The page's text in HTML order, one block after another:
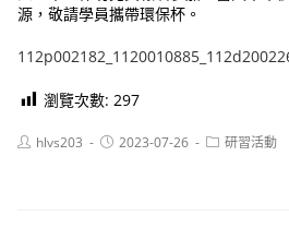
源，敬請學員攜帶環保杯。
瀏覽次數: 297
Posthlvs203
Post2023-07-26
Post研習活動